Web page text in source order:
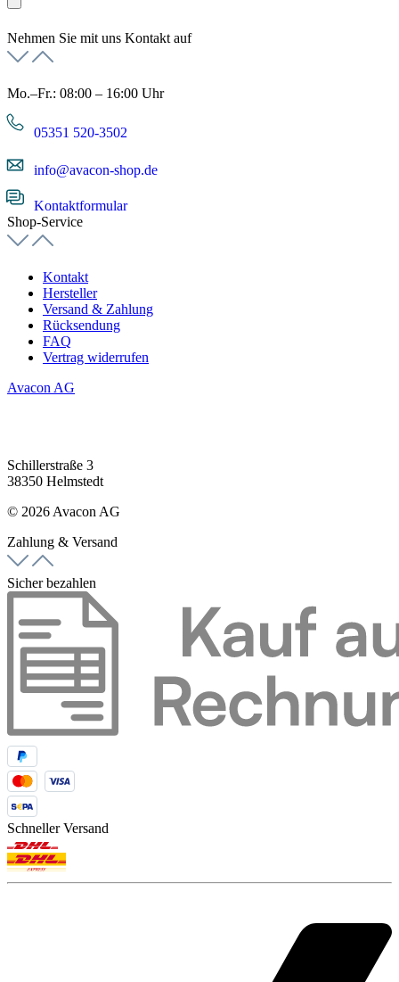
Nehmen Sie mit uns Kontakt auf
Mo.–Fr.: 08:00 – 16:00 Uhr
05351 520-3502
info@avacon-shop.de
Kontaktformular
Shop-Service
Kontakt
Hersteller
Versand & Zahlung
Rücksendung
FAQ
Vertrag widerrufen
Avacon AG
Schillerstraße 3
38350 Helmstedt
© 2026 Avacon AG
Zahlung & Versand
Sicher bezahlen
Schneller Versand